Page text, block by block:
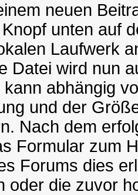
neuen
unten auf
Laufwerk
Datei wird nun
kann abhängig
und der
Nach dem
Formular zum
Forums dies
oder die zuvor